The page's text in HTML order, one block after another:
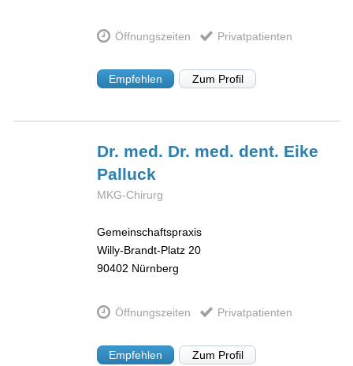
Öffnungszeiten Privatpatienten
Empfehlen Zum Profil
Dr. med. Dr. med. dent. Eike
Palluck
MKG-Chirurg
Gemeinschaftspraxis
Willy-Brandt-Platz 20
90402 Nürnberg
Öffnungszeiten Privatpatienten
Empfehlen Zum Profil